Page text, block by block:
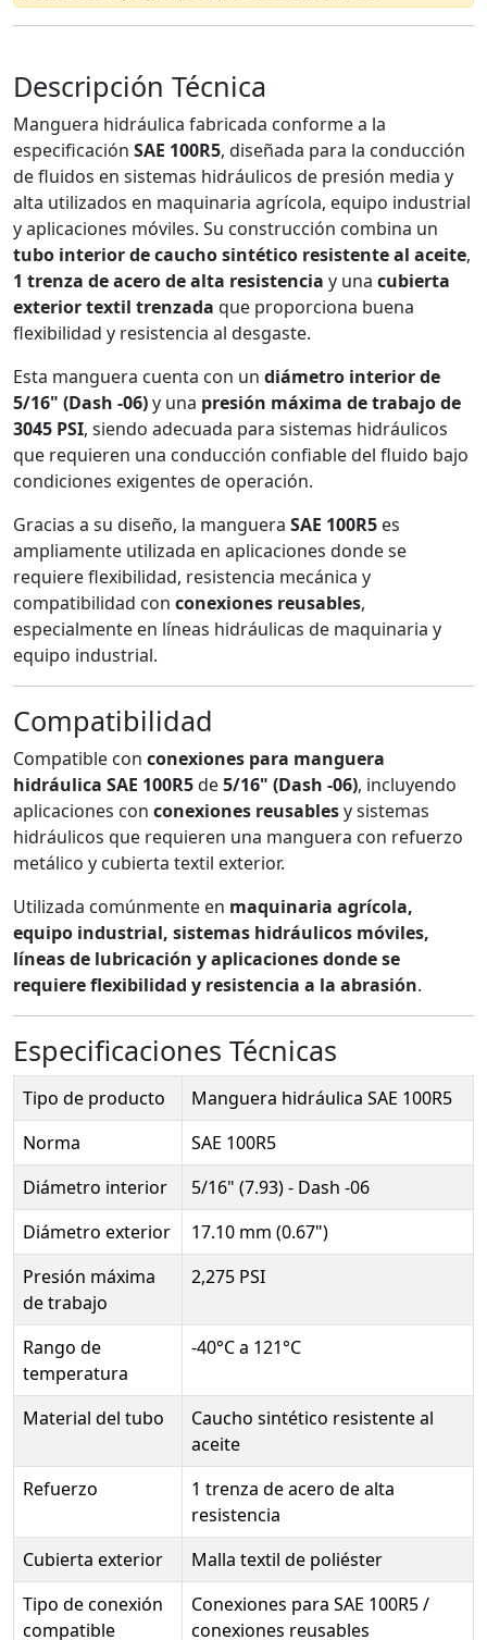
Descripción Técnica
Manguera hidráulica fabricada conforme a la
especificación SAE 100R5, diseñada para la conducción
de fluidos en sistemas hidráulicos de presión media y
alta utilizados en maquinaria agrícola, equipo industrial
y aplicaciones móviles. Su construcción combina un
tubo interior de caucho sintético resistente al aceite,
1 trenza de acero de alta resistencia y una cubierta
exterior textil trenzada que proporciona buena
flexibilidad y resistencia al desgaste.
Esta manguera cuenta con un diámetro interior de
5/16" (Dash -06)y una presión máxima de trabajo de
3045 PSI, siendo adecuada para sistemas hidráulicos
que requieren una conducción confiable del fluido bajo
condiciones exigentes de operación.
Gracias a su diseño, la manguera SAE 100R5 es
ampliamente utilizada en aplicaciones donde se
requiere flexibilidad, resistencia mecánica y
compatibilidad con conexiones reusables,
especialmente en líneas hidráulicas de maquinaria y
equipo industrial.
Compatibilidad
Compatible con conexiones para manguera
hidráulica SAE 100R5de5/16" (Dash -06), incluyendo
aplicaciones con conexiones reusablesy sistemas
hidráulicos que requieren una manguera con refuerzo
metálico y cubierta textil exterior.
Utilizada comúnmente en maquinaria agrícola,
equipo industrial, sistemas hidráulicos móviles,
líneas de lubricación y aplicaciones donde se
requiere flexibilidad y resistencia a la abrasión.
Especificaciones Técnicas
Tipo de producto
Manguera hidráulica SAE 100R5
Norma
SAE 100R5
Diámetro interior
5/16" (7.93) - Dash -06
Diámetro exterior
17.10 mm (0.67")
Presión máxima
de trabajo
2,275 PSI
Rango de
temperatura
-40°C a 121°C
Material del tubo
Caucho sintético resistente al
aceite
Refuerzo
1 trenza de acero de alta
resistencia
Cubierta exterior
Malla textil de poliéster
Tipo de conexión
compatible
Conexiones para SAE 100R5 /
conexiones reusables